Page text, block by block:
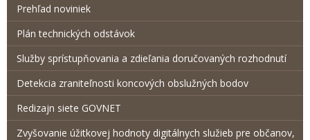
Prehľad noviniek
Plán technických odstávok
Služby sprístupňovania a zdieľania doručovaných rozhodnutí
Detekcia zraniteľnosti koncových obslužných bodov
Redizajn siete GOVNET
Zvyšovanie úžitkovej hodnoty digitálnych služieb pre občanov,